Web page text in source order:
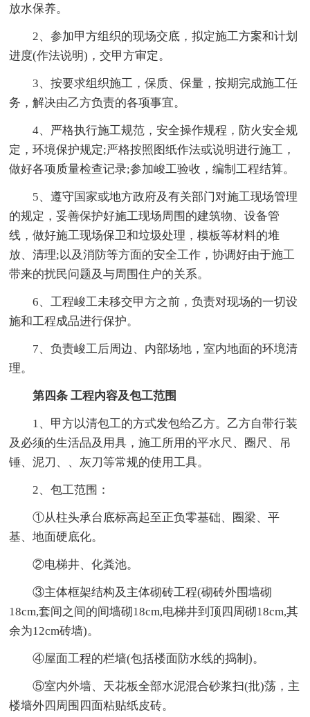
放水保养。
2、参加甲方组织的现场交底，拟定施工方案和计划
进度(作法说明)，交甲方审定。
3、按要求组织施工，保质、保量，按期完成施工任
务，解决由乙方负责的各项事宜。
4、严格执行施工规范，安全操作规程，防火安全规
定，环境保护规定;严格按照图纸作法或说明进行施工，
做好各项质量检查记录;参加峻工验收，编制工程结算。
5、遵守国家或地方政府及有关部门对施工现场管理
的规定，妥善保护好施工现场周围的建筑物、设备管
线，做好施工现场保卫和垃圾处理，模板等材料的堆
放、清理;以及消防等方面的安全工作，协调好由于施工
带来的扰民问题及与周围住户的关系。
6、工程峻工未移交甲方之前，负责对现场的一切设
施和工程成品进行保护。
7、负责峻工后周边、内部场地，室内地面的环境清
理。
第四条 工程内容及包工范围
1、甲方以清包工的方式发包给乙方。乙方自带行装
及必须的生活品及用具，施工所用的平水尺、圈尺、吊
锤、泥刀、、灰刀等常规的使用工具。
2、包工范围：
①从柱头承台底标高起至正负零基础、圈梁、平
基、地面硬底化。
②电梯井、化粪池。
③主体框架结构及主体砌砖工程(砌砖外围墙砌
18cm,套间之间的间墙砌18cm,电梯井到顶四周砌18cm,其
余为12cm砖墙)。
④屋面工程的栏墙(包括楼面防水线的捣制)。
⑤室内外墙、天花板全部水泥混合砂浆扫(批)荡，主
楼墙外四周围四面粘贴纸皮砖。